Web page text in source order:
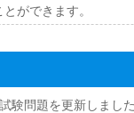
ができます。
験問題を更新しまし